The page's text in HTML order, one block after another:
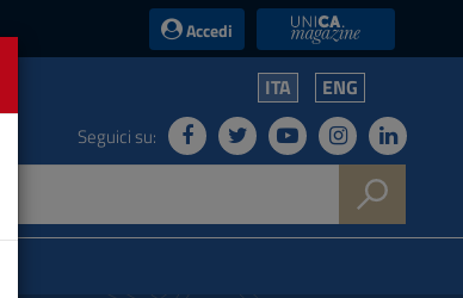
Accedi UniCA News
ITA ENG
Seguici su: